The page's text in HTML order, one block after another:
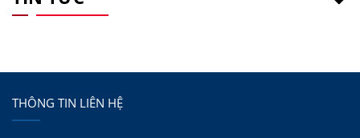
THÔNG TIN LIÊN HỆ